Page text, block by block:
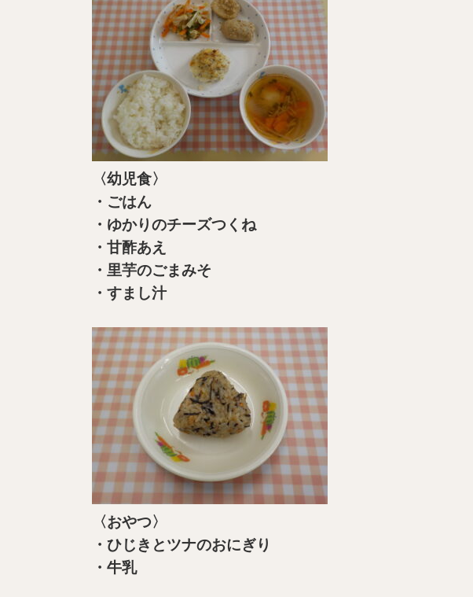
〈幼児食〉
・ごはん
・ゆかりのチーズつくね
・甘酢あえ
・里芋のごまみそ
・すまし汁
〈おやつ〉
・ひじきとツナのおにぎり
・牛乳